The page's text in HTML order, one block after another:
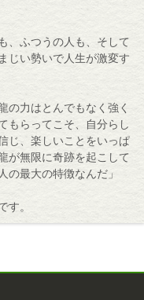
、ふつうの人も、そして
じい勢いで人生が激変す
力はとんでもなく強く
もらってこそ、自分らし
じ、楽しいことをいっぱ
が無限に奇跡を起こして
の最大の特徴なんだ」
す。